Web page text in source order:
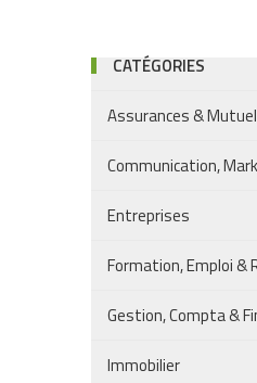
CATÉGORIES
Assurances &
Communication,
Entreprises
Formation, Emploi &
Gestion, Compta &
Immobilier